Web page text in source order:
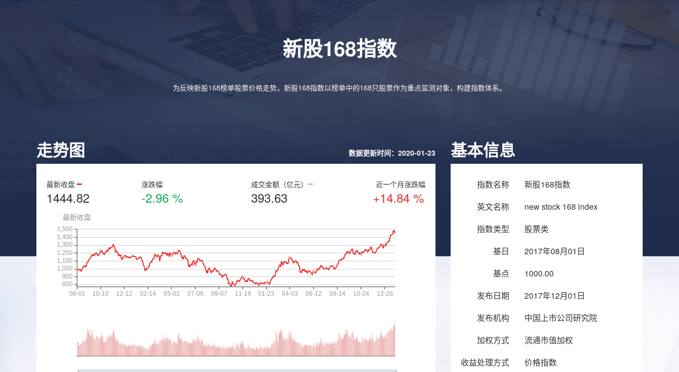
新股168指数
为反映新股168榜单股票价格走势，新股168指数以榜单中的168只股票作为重点监测对象，构建指数体系。
走势图 数据更新时间：2020-01-23
最新收盘
1444.82
涨跌幅
-2.96 %
成交金额（亿元）
393.63
近一个月涨跌幅
+14.84 %
基本信息
指数名称
新股168指数
英文名称
new stock 168 index
指数类型
股票类
基日
2017年08月01日
基点
1000.00
发布日期
2017年12月01日
发布机构
中国上市公司研究院
加权方式
流通市值加权
收益处理方式
价格指数